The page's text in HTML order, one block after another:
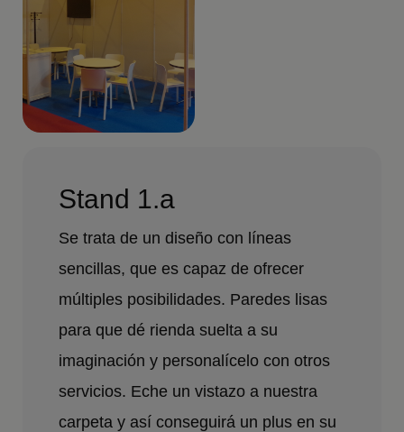
Stand 1.a
Se trata de un diseño con líneas
sencillas, que es capaz de ofrecer
múltiples posibilidades. Paredes lisas
para que dé rienda suelta a su
imaginación y personalícelo con otros
servicios. Eche un vistazo a nuestra
carpeta y así conseguirá un plus en su